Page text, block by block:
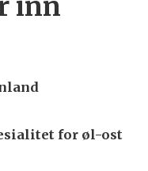
inn
for øl-ost